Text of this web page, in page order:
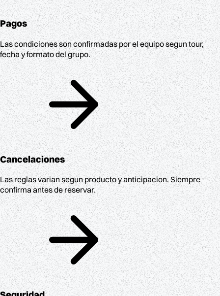
Pagos
Las condiciones son confirmadas por el equipo segun tour,
fecha y formato del grupo.
Cancelaciones
Las reglas varian segun producto y anticipacion. Siempre
confirma antes de reservar.